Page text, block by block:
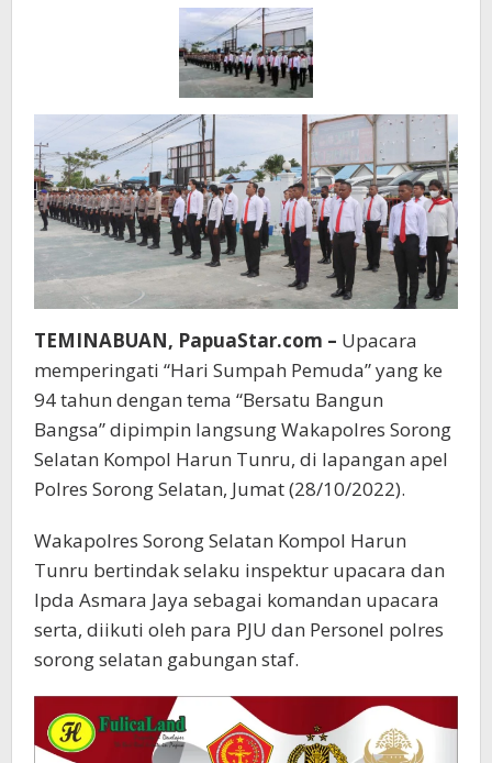
Star
TEMINABUAN, PapuaStar.com – Upacara
memperingati “Hari Sumpah Pemuda” yang ke
94 tahun dengan tema “Bersatu Bangun
Bangsa” dipimpin langsung Wakapolres Sorong
Selatan Kompol Harun Tunru, di lapangan apel
Polres Sorong Selatan, Jumat (28/10/2022).
Wakapolres Sorong Selatan Kompol Harun
Tunru bertindak selaku inspektur upacara dan
Ipda Asmara Jaya sebagai komandan upacara
serta, diikuti oleh para PJU dan Personel polres
sorong selatan gabungan staf.